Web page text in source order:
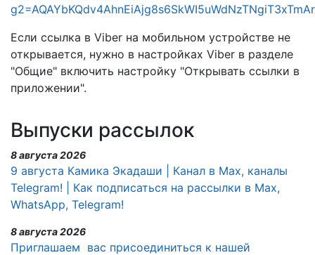
Выпуски рассылок
8 августа 2026
9 августа Камика Экадаши | Канал в Max, каналы
Telegram! | Как подписаться на рассылки в Max,
WhatsApp, Telegram!
8 августа 2026
Приглашаем вас присоединиться к нашей
Если ссылка в Viber на мобильном устройстве не
открывается, нужно в настройках Viber в разделе
"Общие" включить настройку "Открывать ссылки в
приложении".